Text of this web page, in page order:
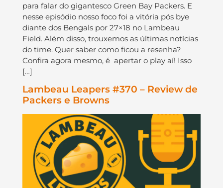
para falar do gigantesco Green Bay Packers. E
nesse episódio nosso foco foi a vitória pós bye
diante dos Bengals por 27×18 no Lambeau
Field. Além disso, trouxemos as últimas notícias
do time. Quer saber como ficou a resenha?
Confira agora mesmo, é apertar o play aí! Isso
[…]
Lambeau Leapers #370 – Review de
Packers e Browns